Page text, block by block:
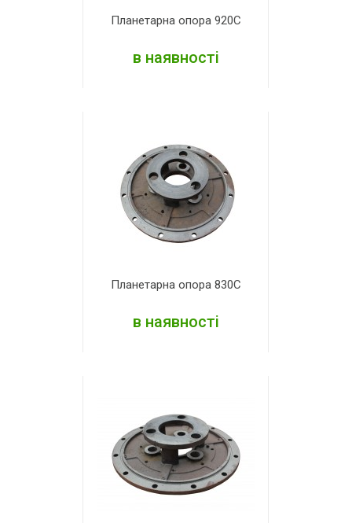
Планетарна опора 920С
в наявності
Планетарна опора 830С
в наявності